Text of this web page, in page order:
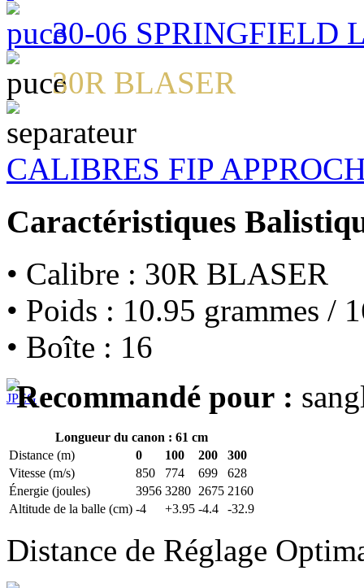
30-06 SPRINGFIELD
30R BLASER
CALIBRES FIP
Caractéristiques
• Calibre : 30R BLASER
• Poids : 10.95 grammes /
• Boîte : 16
Recommandé pour :
Longueur du canon : 61 cm
Distance (m)
0 100 200
300
Vitesse (m/s)
850 774 699
628
Énergie (joules)
3956 3280 2675 2160
Altitude de la balle (cm) -4 +3.95 -4.4 -32.9
Distance de Réglage